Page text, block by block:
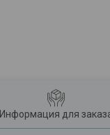
Информация для